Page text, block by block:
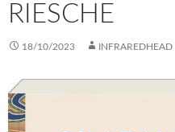
RIESCHE
18/10/2023 INFRAREDHEAD